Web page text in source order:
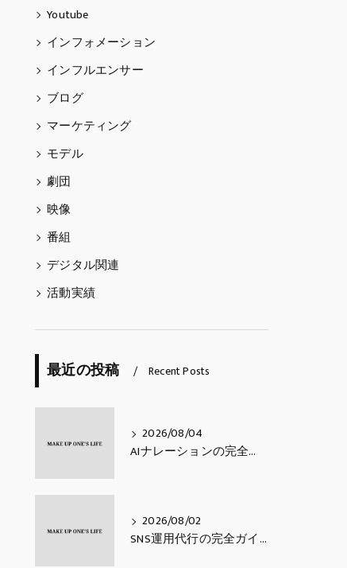
Youtube
インフォメーション
インフルエンサー
ブログ
マーケティング
モデル
劇団
映像
番組
デジタル関連
活動実績
最近の投稿 Recent Posts
2026/08/04
AIナレーションの完全ガイド｜費用相場・活用シーン・メリットと注意点・使い方【2026年最新】
2026/08/02
SNS運用代行の完全ガイド｜費用相場・業務内容・会社の選び方【2026年最新】